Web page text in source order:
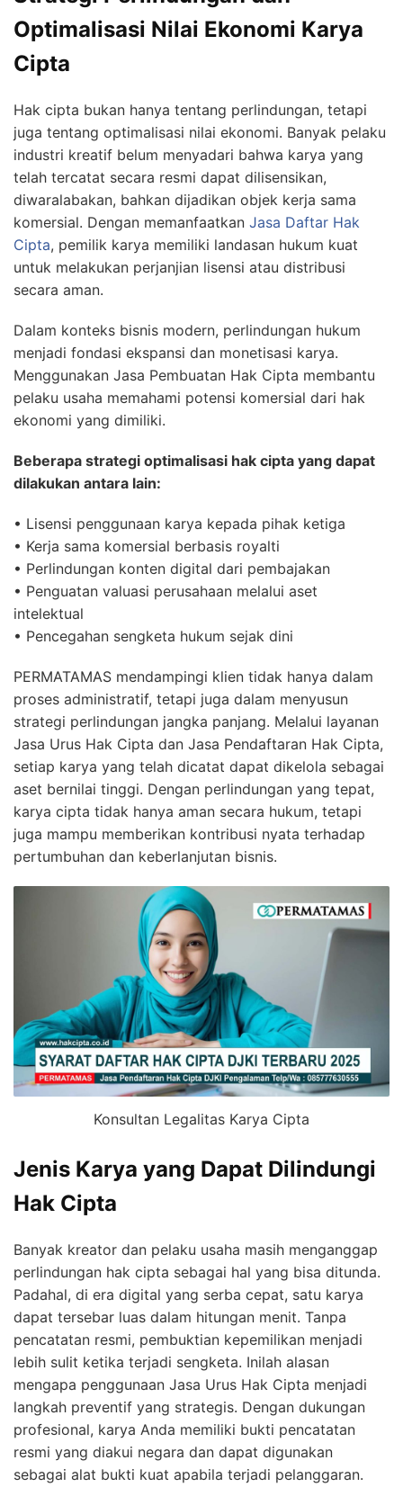
Optimalisasi Nilai Ekonomi Karya
Cipta
Hak cipta bukan hanya tentang perlindungan, tetapi
juga tentang optimalisasi nilai ekonomi. Banyak pelaku
industri kreatif belum menyadari bahwa karya yang
telah tercatat secara resmi dapat dilisensikan,
diwaralabakan, bahkan dijadikan objek kerja sama
komersial. Dengan memanfaatkan Jasa Daftar Hak
Cipta, pemilik karya memiliki landasan hukum kuat
untuk melakukan perjanjian lisensi atau distribusi
secara aman.
Dalam konteks bisnis modern, perlindungan hukum
menjadi fondasi ekspansi dan monetisasi karya.
Menggunakan Jasa Pembuatan Hak Cipta membantu
pelaku usaha memahami potensi komersial dari hak
ekonomi yang dimiliki.
Beberapa strategi optimalisasi hak cipta yang dapat
dilakukan antara lain:
• Lisensi penggunaan karya kepada pihak ketiga
• Kerja sama komersial berbasis royalti
• Perlindungan konten digital dari pembajakan
• Penguatan valuasi perusahaan melalui aset
intelektual
• Pencegahan sengketa hukum sejak dini
PERMATAMAS mendampingi klien tidak hanya dalam
proses administratif, tetapi juga dalam menyusun
strategi perlindungan jangka panjang. Melalui layanan
Jasa Urus Hak Cipta dan Jasa Pendaftaran Hak Cipta,
setiap karya yang telah dicatat dapat dikelola sebagai
aset bernilai tinggi. Dengan perlindungan yang tepat,
karya cipta tidak hanya aman secara hukum, tetapi
juga mampu memberikan kontribusi nyata terhadap
pertumbuhan dan keberlanjutan bisnis.
Konsultan Legalitas Karya Cipta
Jenis Karya yang Dapat Dilindungi
Hak Cipta
Banyak kreator dan pelaku usaha masih menganggap
perlindungan hak cipta sebagai hal yang bisa ditunda.
Padahal, di era digital yang serba cepat, satu karya
dapat tersebar luas dalam hitungan menit. Tanpa
pencatatan resmi, pembuktian kepemilikan menjadi
lebih sulit ketika terjadi sengketa. Inilah alasan
mengapa penggunaan Jasa Urus Hak Cipta menjadi
langkah preventif yang strategis. Dengan dukungan
profesional, karya Anda memiliki bukti pencatatan
resmi yang diakui negara dan dapat digunakan
sebagai alat bukti kuat apabila terjadi pelanggaran.